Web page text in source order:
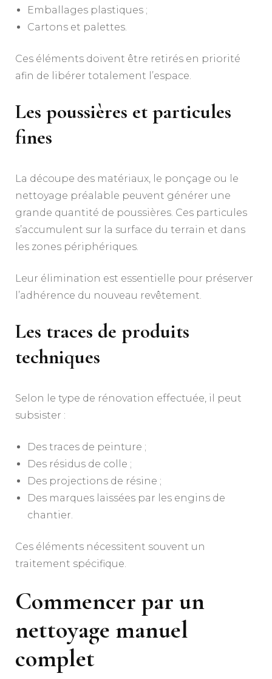
Emballages plastiques ;
Cartons et palettes.
Ces éléments doivent être retirés en priorité
afin de libérer totalement l’espace.
Les poussières et particules
fines
La découpe des matériaux, le ponçage ou le
nettoyage préalable peuvent générer une
grande quantité de poussières. Ces particules
s’accumulent sur la surface du terrain et dans
les zones périphériques.
Leur élimination est essentielle pour préserver
l’adhérence du nouveau revêtement.
Les traces de produits
techniques
Selon le type de rénovation effectuée, il peut
subsister :
Des traces de peinture ;
Des résidus de colle ;
Des projections de résine ;
Des marques laissées par les engins de
chantier.
Ces éléments nécessitent souvent un
traitement spécifique.
Commencer par un
nettoyage manuel
complet